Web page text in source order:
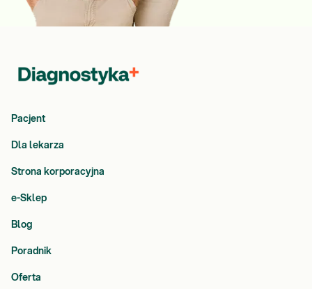
Pacjent
Dla lekarza
Strona korporacyjna
e-Sklep
Blog
Poradnik
Oferta